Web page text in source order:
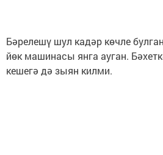
Бәрелешү шул кадәр көчле
йөк машинасы янга ауган.
кешегә дә зыян килми.